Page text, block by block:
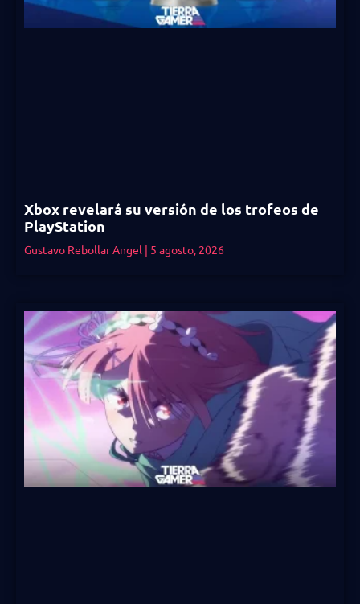
Xbox revelará su versión de los trofeos de
PlayStation
Gustavo Rebollar Angel 5 agosto, 2026